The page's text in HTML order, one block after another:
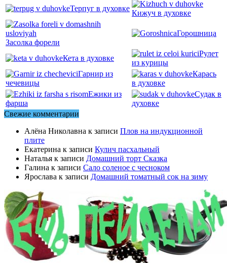
Терпуг в духовке
Кижуч в духовке
Засолка форели
Горошница
Кета в духовке
Рулет
из курицы
Гарнир из
чечевицы
Карась
в духовке
Ежики из
фарша
Судак в
духовке
Свежие комментарии
Алёна Николавна к записи Плов на индукционной
плите
Екатерина к записи Кулич пасхальный
Наталья к записи Домашний торт Сказка
Галина к записи Сало соленое с чесноком
Ярослава к записи Домашний томатный сок на зиму